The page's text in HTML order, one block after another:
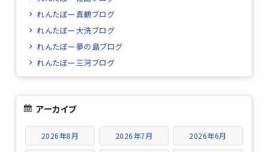
れんたぼー真鶴ブログ
れんたぼー大洗ブログ
れんたぼー夢の島ブログ
れんたぼー三河ブログ
アーカイブ
2026年8月 2026年7月 2026年6月